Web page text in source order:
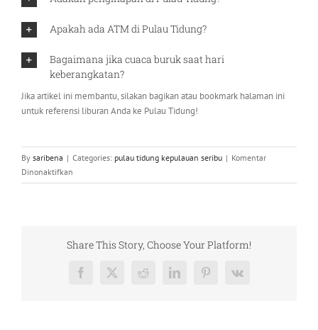
Apakah ada ATM di Pulau Tidung?
Bagaimana jika cuaca buruk saat hari
keberangkatan?
Jika artikel ini membantu, silakan bagikan atau bookmark halaman ini
untuk referensi liburan Anda ke Pulau Tidung!
By saribena | Categories: pulau tidung kepulauan seribu | Komentar
Dinonaktifkan
Cara
dari
Naik
Share This Story, Choose Your Platform!
Facebook
X RedditLinkedInPinterest
Vk